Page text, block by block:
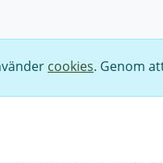
cookies. Genom